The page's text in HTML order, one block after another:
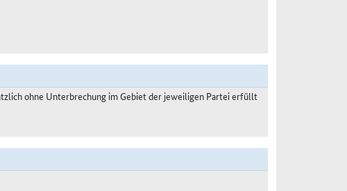
ohne Unterbrechung im Gebiet der jeweiligen Partei erfüllt